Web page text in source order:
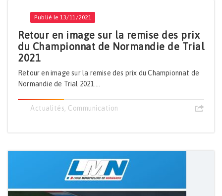
Publié le 13/11/2021
Retour en image sur la remise des prix
du Championnat de Normandie de Trial
2021
Retour en image sur la remise des prix du Championnat de
Normandie de Trial 2021....
Actualités Communication